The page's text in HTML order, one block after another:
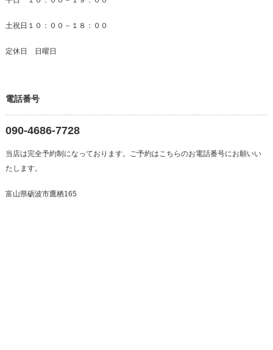
土祝日１０：００－１８：００
定休日 日曜日
電話番号
090-4686-7728
当店は完全予約制になっております。ご予約はこちらのお電話番号にお願いい
たします。
富山県砺波市鷹栖165